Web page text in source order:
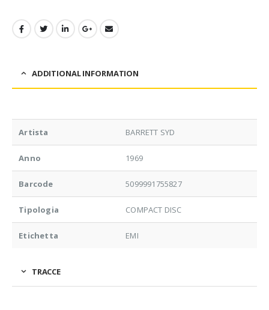
ADDITIONAL INFORMATION
Artista BARRETT SYD
Anno 1969
Barcode 5099991755827
Tipologia COMPACT DISC
Etichetta EMI
TRACCE